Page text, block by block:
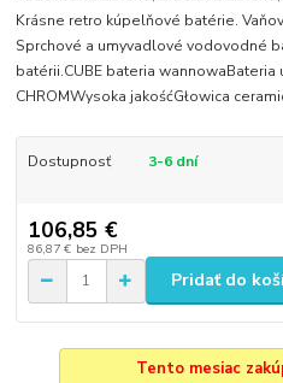
Krásne retro kúpelňové batérie.
Sprchové a umyvadlové vodovodné
batérii.CUBE bateria
CHROMWysoka jakośćGłowica
Dostupnosť 3-6 dní
106,85 €
86,87 € bez DPH
Pridať do
Tento mesiac